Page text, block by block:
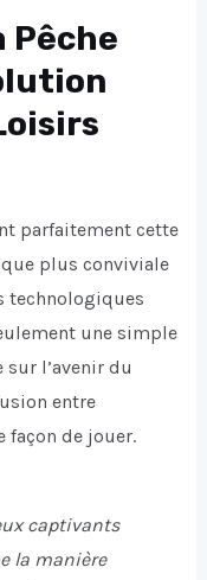
Pêche
parfaitement cette
plus conviviale
technologiques
une simple
l’avenir du
entre
de jouer.
captivants
la manière